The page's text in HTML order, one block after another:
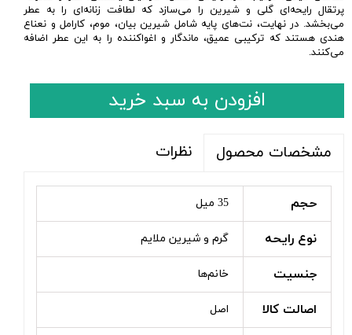
پرتقال رایحه‌ای گلی و شیرین را می‌سازد که لطافت زنانه‌ای را به عطر
می‌بخشد. در نهایت، نت‌های پایه شامل شیرین بیان، موم، کارامل و نعناع
هندی هستند که ترکیبی عمیق، ماندگار و اغواکننده را به این عطر اضافه
می‌کنند.
افزودن به سبد خرید
مشخصات محصول نظرات
حجم 35 میل
نوع رایحه گرم و شیرین ملایم
جنسیت خانم‌ها
اصالت کالا اصل